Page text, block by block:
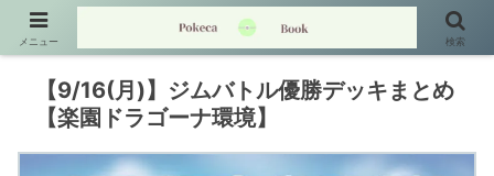
【9/16(月)】ジムバトル優勝デッキまとめ
【楽園ドラゴーナ環境】
メニュー 検索